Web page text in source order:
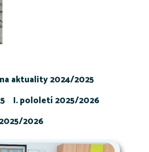
aktuality 2024/2025
I. pololetí 2025/2026
2026